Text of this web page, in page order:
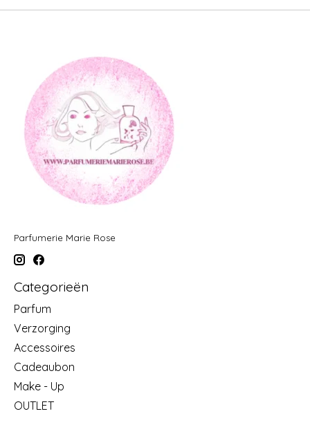
Parfumerie Marie Rose
Categorieën
Parfum
Verzorging
Accessoires
Cadeaubon
Make - Up
OUTLET